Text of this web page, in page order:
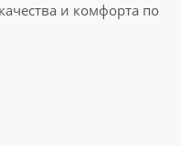
и комфорта по